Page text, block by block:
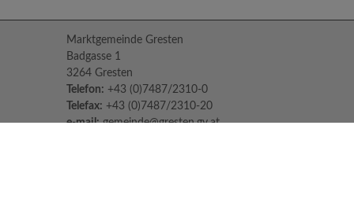
Marktgemeinde Gresten
Badgasse 1
3264 Gresten
Telefon: +43 (0)7487/2310-0
Telefax: +43 (0)7487/2310-20
e-mail: gemeinde@gresten.gv.at